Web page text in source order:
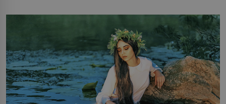
milostpaní. Stačí jenom na sukni,“ zhodnotí švadlena
množství růžového mušelínu. „Ošidili vás, podívejte.“